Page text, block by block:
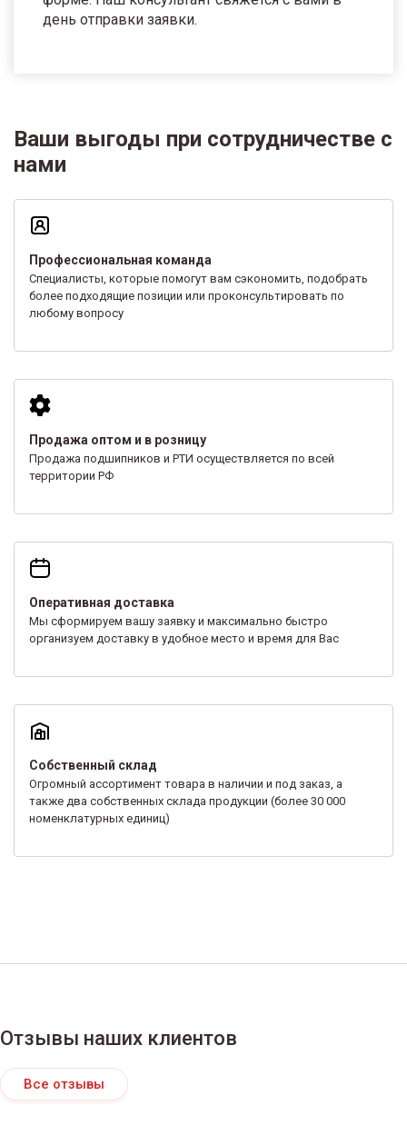
день отправки заявки.
Ваши выгоды при сотрудничестве с
нами
Профессиональная команда
Специалисты, которые помогут вам сэкономить, подобрать
более подходящие позиции или проконсультировать по
любому вопросу
Продажа оптом и в розницу
Продажа подшипников и РТИ осуществляется по всей
территории РФ
Оперативная доставка
Мы сформируем вашу заявку и максимально быстро
организуем доставку в удобное место и время для Вас
Собственный склад
Огромный ассортимент товара в наличии и под заказ, а
также два собственных склада продукции (более 30 000
номенклатурных единиц)
Отзывы наших клиентов
Все отзывы